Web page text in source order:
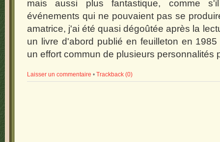
mais aussi plus fantastique, comme
événements qui ne pouvaient pas se
amatrice, j'ai été quasi dégoûtée après la
un livre d'abord publié en feuilleton en
un effort commun de plusieurs personnalités
Laisser un commentaire • Trackback (0)